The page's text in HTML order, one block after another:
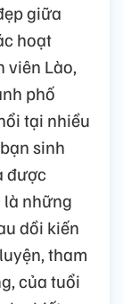
giữa
hoạt
viên Lào,
phố
tại nhiều
sinh
được
là những
dồi kiến
tham
của tuổi